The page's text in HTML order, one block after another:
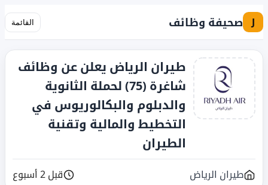
J صحيفة وظائف القائمة
طيران الرياض يعلن عن وظائف
شاغرة (75) لحملة الثانوية
والدبلوم والبكالوريوس في
التخطيط والمالية وتقنية
الطيران
طيران الرياض قبل 2 أسبوع